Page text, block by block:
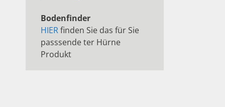
Bodenfinder
HIERfinden Sie das für Sie
passsende ter Hürne
Produkt